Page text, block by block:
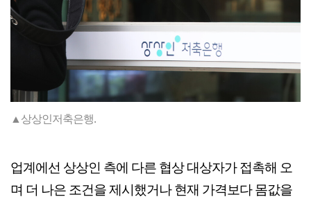
▲상상인저축은행.
업계에선 상상인 측에 다른 협상 대상자가 접촉해 오
며 더 나은 조건을 제시했거나 현재 가격보다 몸값을